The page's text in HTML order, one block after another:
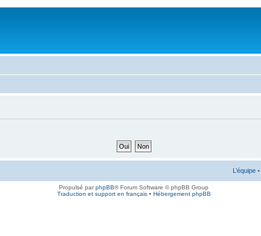
L’équipe •
Propulsé parphpBB® Forum Software © phpBB Group
Traduction et support en français• Hébergement phpBB